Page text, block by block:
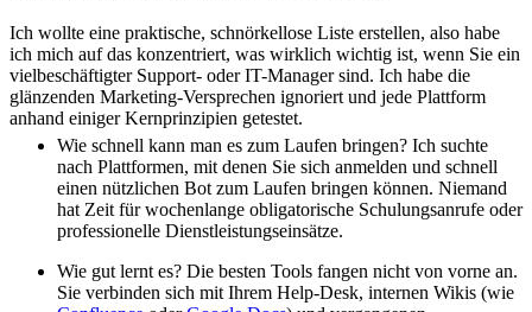
Ich wollte eine praktische, schnörkellose Liste erstellen, also habe
ich mich auf das konzentriert, was wirklich wichtig ist, wenn Sie ein
vielbeschäftigter Support- oder IT-Manager sind. Ich habe die
glänzenden Marketing-Versprechen ignoriert und jede Plattform
anhand einiger Kernprinzipien getestet.
Wie schnell kann man es zum Laufen bringen? Ich suchte
nach Plattformen, mit denen Sie sich anmelden und schnell
einen nützlichen Bot zum Laufen bringen können. Niemand
hat Zeit für wochenlange obligatorische Schulungsanrufe oder
professionelle Dienstleistungseinsätze.
Wie gut lernt es? Die besten Tools fangen nicht von vorne an.
Sie verbinden sich mit Ihrem Help-Desk, internen Wikis (wie